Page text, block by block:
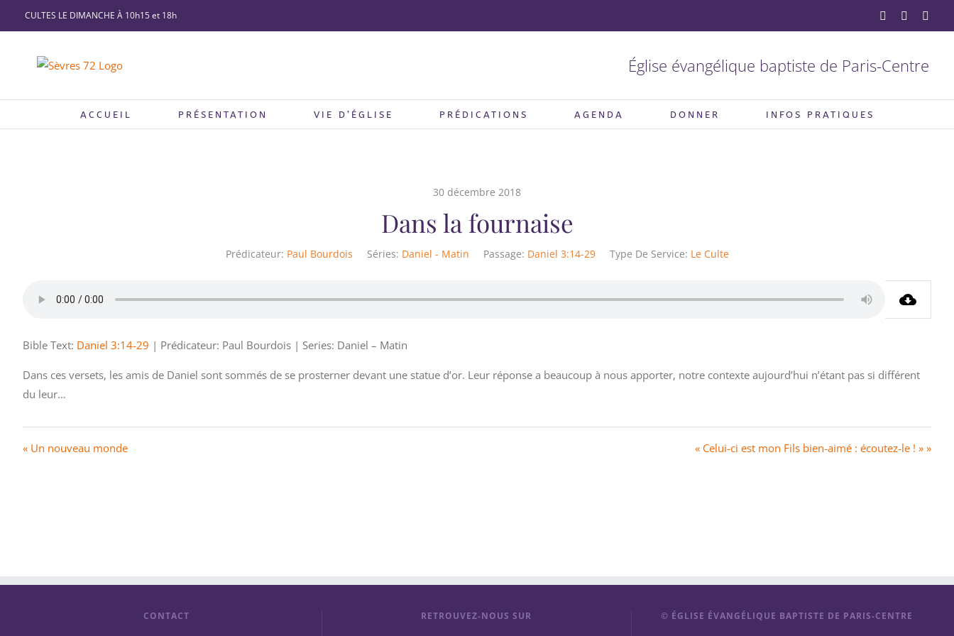
Passer
au
CULTES LE DIMANCHE À 10h15 et 18h YouTubeFacebook
Église évangélique baptiste de Paris-Centre
ACCUEIL PRÉSENTATION VIE D’ÉGLISE PRÉDICATIONS AGENDA DONNER INFOS PRATIQUES
30 décembre 2018
Dans la fournaise
Prédicateur: Paul Bourdois Séries: Daniel - Matin Passage: Daniel 3:14-29 Type De Service: Le Culte
Bible Text: Daniel 3:14-29 | Prédicateur: Paul Bourdois | Series: Daniel – Matin
Dans ces versets, les amis de Daniel sont sommés de se prosterner devant une statue d’or. Leur réponse a beaucoup à nous apporter, notre contexte aujourd’hui n’étant pas si différent
du leur…
« Un nouveau monde « Celui-ci est mon Fils bien-aimé : écoutez-le ! » »
CONTACT RETROUVEZ-NOUS SUR © ÉGLISE ÉVANGÉLIQUE BAPTISTE DE PARIS-CENTRE